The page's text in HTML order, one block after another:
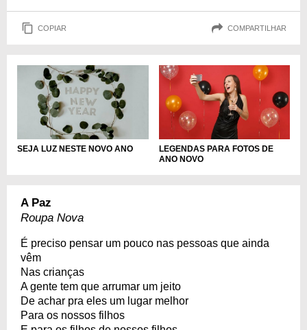
COPIAR COMPARTILHAR
SEJA LUZ NESTE NOVO ANO
LEGENDAS PARA FOTOS DE
ANO NOVO
A Paz
Roupa Nova
É preciso pensar um pouco nas pessoas que ainda
vêm
Nas crianças
A gente tem que arrumar um jeito
De achar pra eles um lugar melhor
Para os nossos filhos